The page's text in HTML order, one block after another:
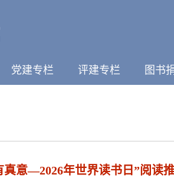
党建专栏 评建专栏 图书
意—2026年世界读书日”阅读